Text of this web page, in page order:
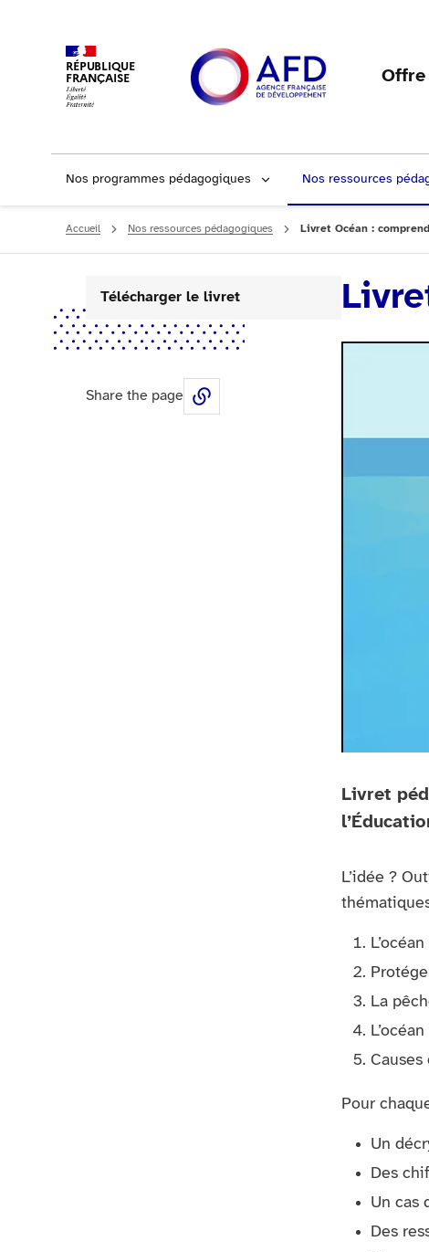
RÉPUBLIQUE
FRANÇAISE Offre
Nos programmes pédagogiques Nos ressources
Accueil Nos ressources pédagogiques Livret Océan :
Télécharger le livret
Share the page
Livret
L’idée ?
La
Pour
Un
Des
Un cas
Des